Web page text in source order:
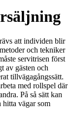
att individen blir
och tekniker
servitrisen först
av gästen och
tillvägagångssätt.
med rollspel där
På så sätt kan
hitta vägar som